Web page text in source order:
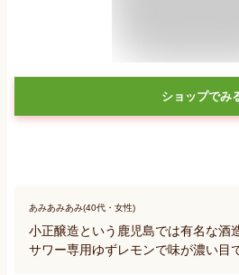
ショップでみ
あみあみあみ(40代・女性)
小正醸造という鹿児島では有名な酒
サワー専用ゆずレモンで味が濃い目